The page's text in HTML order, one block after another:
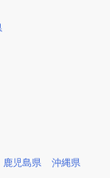
鹿児島県 沖縄県